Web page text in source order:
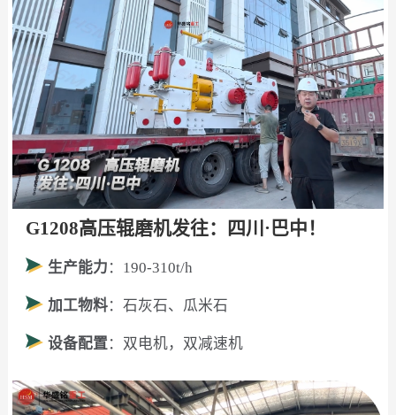
G1208高压辊磨机发往：四川·巴中！
生产能力 ：190-310t/h
加工物料：石灰石、瓜米石
设备配置：双电机，双减速机